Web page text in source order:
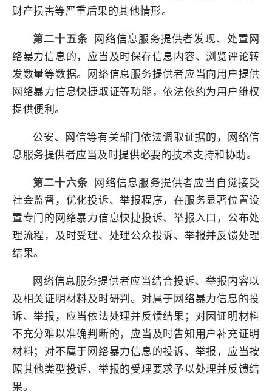
财产损害等严重后果的其他情形。
第二十五条 网络信息服务提供者发现、处置网
络暴力信息的，应当及时保存信息内容、浏览评论转
发数量等数据。网络信息服务提供者应当向用户提供
网络暴力信息快捷取证等功能，依法依约为用户维权
提供便利。
公安、网信等有关部门依法调取证据的，网络信
息服务提供者应当及时提供必要的技术支持和协助。
第二十六条 网络信息服务提供者应当自觉接受
社会监督，优化投诉、举报程序，在服务显著位置设
置专门的网络暴力信息快捷投诉、举报入口，公布处
理流程，及时受理、处理公众投诉、举报并反馈处理
结果。
网络信息服务提供者应当结合投诉、举报内容以
及相关证明材料及时研判。对属于网络暴力信息的投
诉、举报，应当依法处理并反馈结果；对因证明材料
不充分难以准确判断的，应当及时告知用户补充证明
材料；对不属于网络暴力信息的投诉、举报，应当按
照其他类型投诉、举报的受理要求予以处理并反馈结
果。